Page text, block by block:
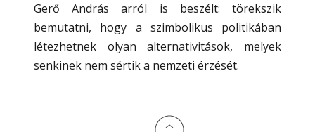
Gerő András arról is beszélt: törekszik
bemutatni, hogy a szimbolikus politikában
létezhetnek olyan alternativitások, melyek
senkinek nem sértik a nemzeti érzését.